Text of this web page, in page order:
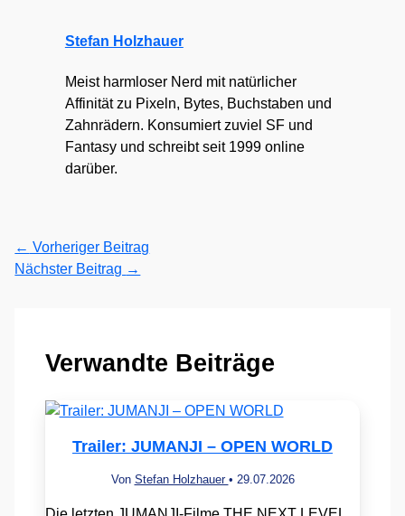
Stefan Holzhauer
Meist harmloser Nerd mit natürlicher
Affinität zu Pixeln, Bytes, Buchstaben und
Zahnrädern. Konsumiert zuviel SF und
Fantasy und schreibt seit 1999 online
darüber.
← Vorheriger Beitrag
Nächster Beitrag →
Verwandte Beiträge
Trailer: JUMANJI – OPEN WORLD
Von Stefan Holzhauer • 29.07.2026